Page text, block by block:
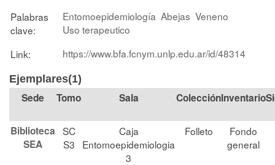
Palabras
clave:
Entomoepidemiología Abejas Veneno
Uso terapeutico
Link:
https://www.bfa.fcnym.unlp.edu.ar/id/48314
Ejemplares(1)
Tomo Sala Colección
Biblioteca
SEA
SC
S3
Caja
Entomoepidemiologia
3
Folleto
Fondo
general